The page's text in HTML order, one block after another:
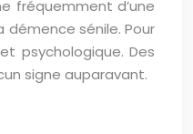
fréquemment d’une
sénile. Pour
psychologique. Des
signe auparavant.